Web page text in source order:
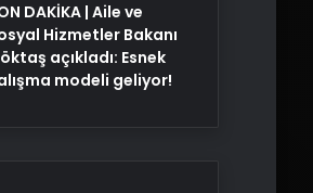
DAKİKA | Aile ve
Hizmetler Bakanı
açıkladı: Esnek
modeli geliyor!